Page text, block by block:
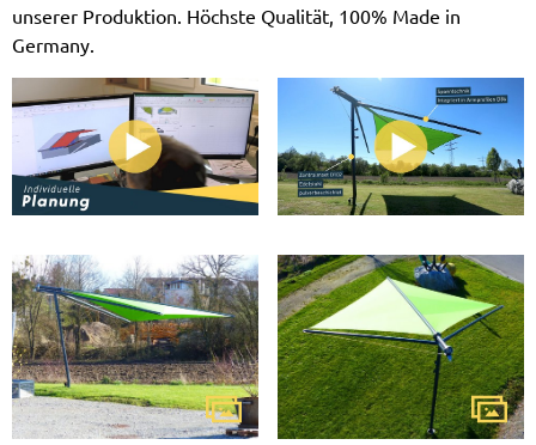
unserer Produktion. Höchste Qualität, 100% Made in
Germany.